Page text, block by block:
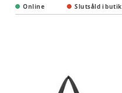
Online Slutsåld i butik